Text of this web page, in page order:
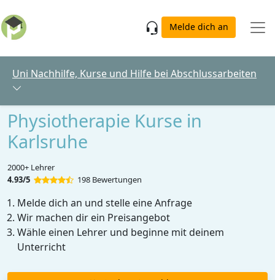
Melde dich an
Uni Nachhilfe, Kurse und Hilfe bei Abschlussarbeiten
Physiotherapie Kurse in
Karlsruhe
2000+ Lehrer
4.93/5
198 Bewertungen
Melde dich an und stelle eine Anfrage
Wir machen dir ein Preisangebot
Wähle einen Lehrer und beginne mit deinem
Unterricht